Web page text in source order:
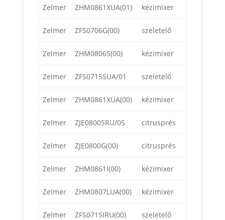
Zelmer ZHM0861XUA(01) kézimixer
Zelmer ZFS0706G(00) szeletelő
Zelmer ZHM0806S(00) kézimixer
Zelmer ZFS0715SUA/01 szeletelő
Zelmer ZHM0861XUA(00) kézimixer
Zelmer ZJE0800SRU/05 citrusprés
Zelmer ZJE0800G(00) citrusprés
Zelmer ZHM0861I(00) kézimixer
Zelmer ZHM0807LUA(00) kézimixer
Zelmer ZFS0715IRU(00) szeletelő